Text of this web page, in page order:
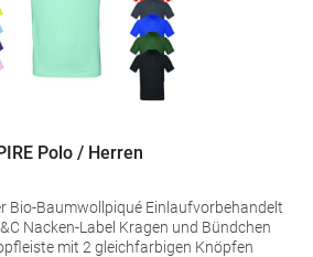
Polo / Herren
Einlaufvorbehandelt